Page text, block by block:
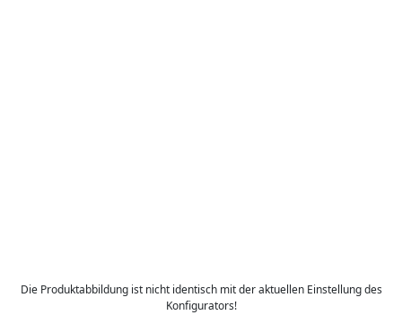
Die Produktabbildung ist nicht identisch mit der aktuellen Einstellung des
Konfigurators!